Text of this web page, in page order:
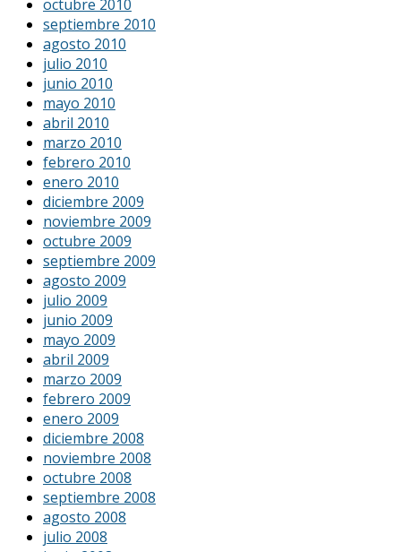
octubre 2010
septiembre 2010
agosto 2010
julio 2010
junio 2010
mayo 2010
abril 2010
marzo 2010
febrero 2010
enero 2010
diciembre 2009
noviembre 2009
octubre 2009
septiembre 2009
agosto 2009
julio 2009
junio 2009
mayo 2009
abril 2009
marzo 2009
febrero 2009
enero 2009
diciembre 2008
noviembre 2008
octubre 2008
septiembre 2008
agosto 2008
julio 2008